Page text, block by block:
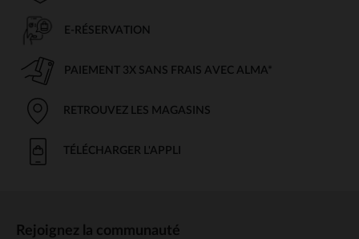
E-RÉSERVATION
PAIEMENT 3X SANS FRAIS AVEC ALMA*
RETROUVEZ LES MAGASINS
TÉLÉCHARGER L'APPLI
Rejoignez la communauté